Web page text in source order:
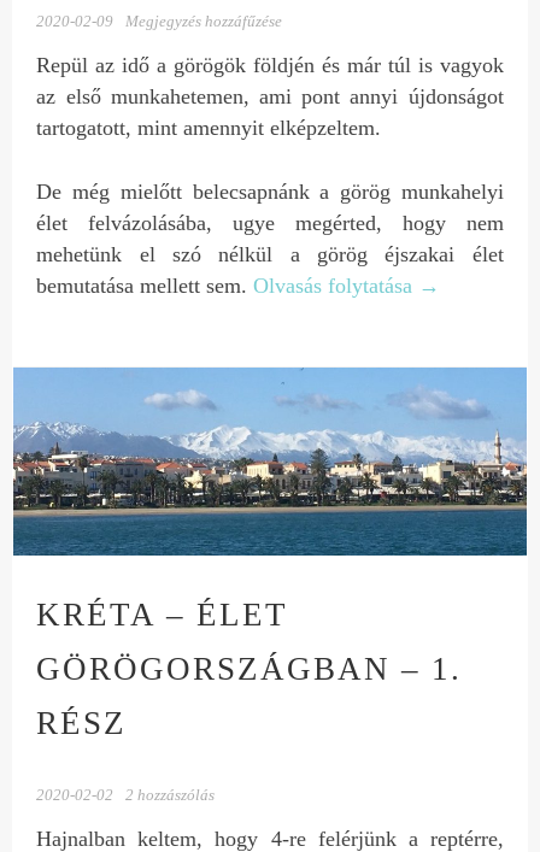
2020-02-09 Megjegyzés hozzáfűzése
Repül az idő a görögök földjén és már túl is vagyok
az első munkahetemen, ami pont annyi újdonságot
tartogatott, mint amennyit elképzeltem.
De még mielőtt belecsapnánk a görög munkahelyi
élet felvázolásába, ugye megérted, hogy nem
mehetünk el szó nélkül a görög éjszakai élet
bemutatása mellett sem.Olvasás folytatása →
KRÉTA – ÉLET
GÖRÖGORSZÁGBAN – 1.
RÉSZ
2020-02-02 2 hozzászólás
Hajnalban keltem, hogy 4-re felérjünk a reptérre,